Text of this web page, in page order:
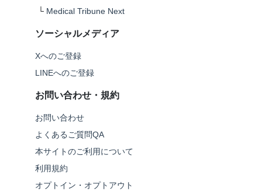
└ Medical Tribune Next
ソーシャルメディア
Xへのご登録
LINEへのご登録
お問い合わせ・規約
お問い合わせ
よくあるご質問QA
本サイトのご利用について
利用規約
オプトイン・オプトアウト